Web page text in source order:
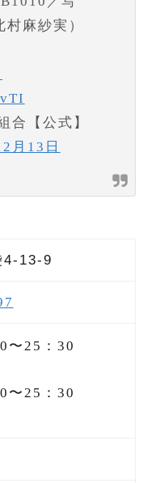
村麻紗実）
合【公式】
月13日
4-13-9
25：30
〜25：30